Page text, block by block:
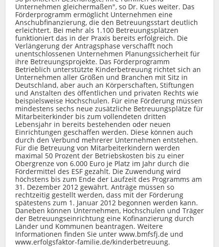
Unternehmen gleichermaßen", so Dr. Kues weiter. Das
Förderprogramm ermöglicht Unternehmen eine
Anschubfinanzierung, die den Betreuungsstart deutlich
erleichtert. Bei mehr als 1.100 Betreuungsplätzen
funktioniert das in der Praxis bereits erfolgreich. Die
Verlängerung der Antragsphase verschafft noch
unentschlossenen Unternehmen Planungssicherheit für
ihre Betreuungsprojekte. Das Förderprogramm
Betrieblich unterstützte Kinderbetreuung richtet sich an
Unternehmen aller Größen und Branchen mit Sitz in
Deutschland, aber auch an Körperschaften, Stiftungen
und Anstalten des öffentlichen und privaten Rechts wie
beispielsweise Hochschulen. Für eine Förderung müssen
mindestens sechs neue zusätzliche Betreuungsplätze für
Mitarbeiterkinder bis zum vollendeten dritten
Lebensjahr in bereits bestehenden oder neuen
Einrichtungen geschaffen werden. Diese können auch
durch den Verbund mehrerer Unternehmen entstehen.
Für die Betreuung von Mitarbeiterkindern werden
maximal 50 Prozent der Betriebskosten bis zu einer
Obergrenze von 6.000 Euro je Platz im Jahr durch die
Fördermittel des ESF gezahlt. Die Zuwendung wird
höchstens bis zum Ende der Laufzeit des Programms am
31. Dezember 2012 gewährt. Anträge müssen so
rechtzeitig gestellt werden, dass mit der Förderung
spätestens zum 1. Januar 2012 begonnen werden kann.
Daneben können Unternehmen, Hochschulen und Träger
der Betreuungseinrichtung eine Kofinanzierung durch
Länder und Kommunen beantragen. Weitere
Informationen finden Sie unter www.bmfsfj.de und
www.erfolgsfaktor-familie.de/kinderbetreuung.